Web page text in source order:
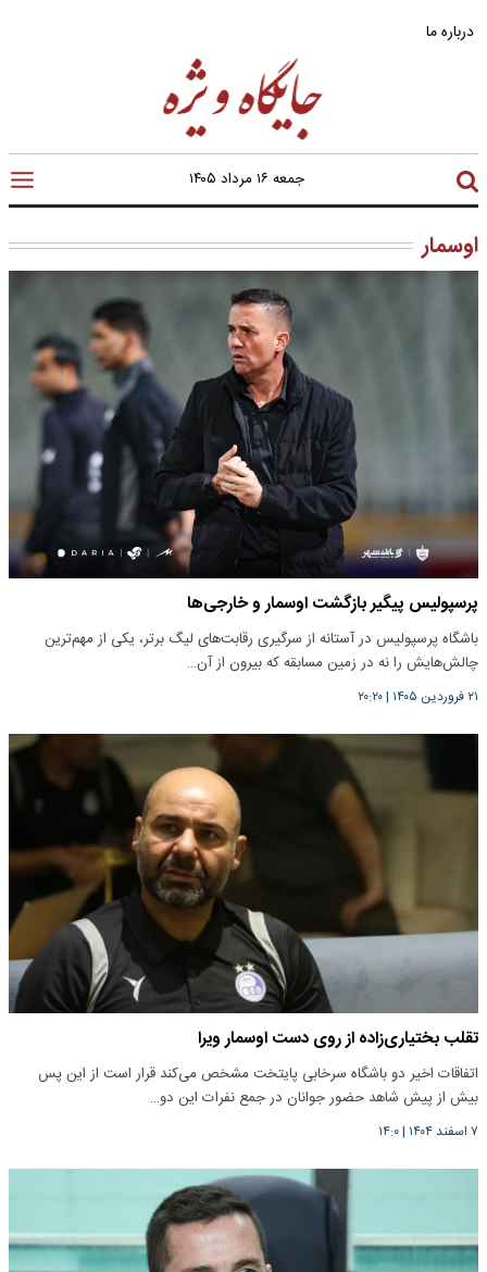
درباره ما
جمعه ۱۶ مرداد ۱۴۰۵
اوسمار
پرسپولیس پیگیر بازگشت اوسمار و خارجی‌ها
باشگاه پرسپولیس در آستانه از سرگیری رقابت‌های لیگ برتر، یکی از مهم‌ترین
چالش‌هایش را نه در زمین مسابقه که بیرون از آن…
۲۱ فروردین ۱۴۰۵ |۲۰:۲۰
تقلب بختیاری‌زاده از روی دست اوسمار ویرا
اتفاقات اخیر دو باشگاه سرخابی پایتخت مشخص می‌کند قرار است از این پس
بیش از پیش شاهد حضور جوانان در جمع نفرات این دو…
۷ اسفند ۱۴۰۴ |۱۴:۰